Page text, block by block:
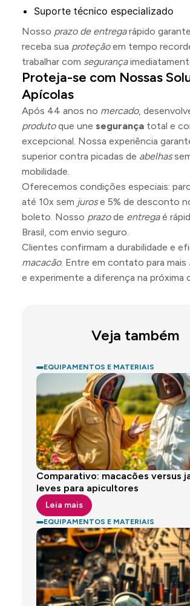
Suporte técnico especializado
Nosso prazo de entregarápido
receba sua proteçãoem tempo
trabalhar com segurança
Proteja-se com Nossas
Apícolas
Após 44 anos no mercado,
produtoque une segurança total e
excepcional. Nossa experiência
superior contra picadas de abelhas
mobilidade.
Oferecemos condições especiais:
até 10x sem jurose 5% de desconto
boleto. Nosso prazode entregaé
Brasil, com envio seguro.
Clientes confirmam a durabilidade e
macacão. Entre em contato para mais
e experimente a diferença na próxima
Veja também
EQUIPAMENTOS E MATERIAIS
Comparativo: macacões versus
leves para apicultores
Leia mais
EQUIPAMENTOS E MATERIAIS